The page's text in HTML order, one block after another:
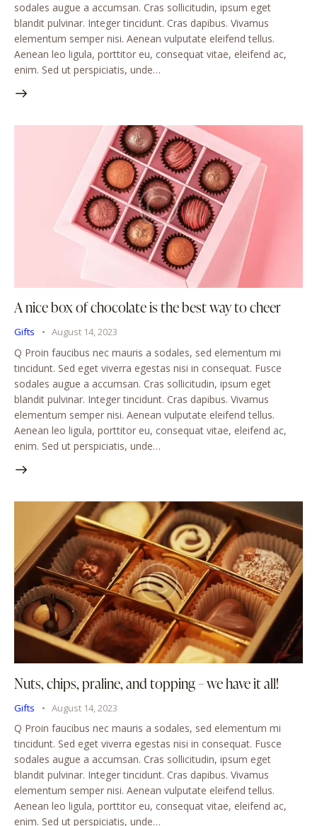
sodales augue a accumsan. Cras sollicitudin, ipsum eget
blandit pulvinar. Integer tincidunt. Cras dapibus. Vivamus
elementum semper nisi. Aenean vulputate eleifend tellus.
Aenean leo ligula, porttitor eu, consequat vitae, eleifend ac,
enim. Sed ut perspiciatis, unde…
A nice box of chocolate is the best way to cheer
Gifts August 14, 2023
Q Proin faucibus nec mauris a sodales, sed elementum mi
tincidunt. Sed eget viverra egestas nisi in consequat. Fusce
sodales augue a accumsan. Cras sollicitudin, ipsum eget
blandit pulvinar. Integer tincidunt. Cras dapibus. Vivamus
elementum semper nisi. Aenean vulputate eleifend tellus.
Aenean leo ligula, porttitor eu, consequat vitae, eleifend ac,
enim. Sed ut perspiciatis, unde…
Nuts, chips, praline, and topping – we have it all!
Gifts August 14, 2023
Q Proin faucibus nec mauris a sodales, sed elementum mi
tincidunt. Sed eget viverra egestas nisi in consequat. Fusce
sodales augue a accumsan. Cras sollicitudin, ipsum eget
blandit pulvinar. Integer tincidunt. Cras dapibus. Vivamus
elementum semper nisi. Aenean vulputate eleifend tellus.
Aenean leo ligula, porttitor eu, consequat vitae, eleifend ac,
enim. Sed ut perspiciatis, unde…